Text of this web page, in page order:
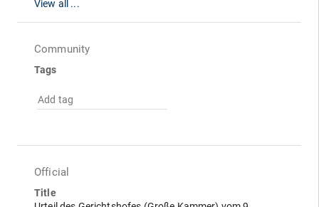
View all ...
Community
Tags
Add tag
Official
Title